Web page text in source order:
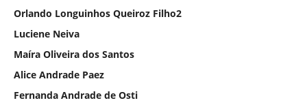
Orlando Longuinhos Queiroz Filho2
Luciene Neiva
Maíra Oliveira dos Santos
Alice Andrade Paez
Fernanda Andrade de Osti